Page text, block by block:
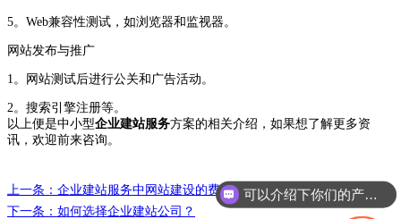
5。Web兼容性测试，如浏览器和监视器。
网站发布与推广
1。网站测试后进行公关和广告活动。
2。搜索引擎注册等。
以上便是中小型企业建站服务方案的相关介绍，如果想了解更多资
讯，欢迎前来咨询。
上一条：企业建站服务中网站建设的费用有哪些？
下一条：如何选择企业建站公司？
可以介绍下你们的产品么